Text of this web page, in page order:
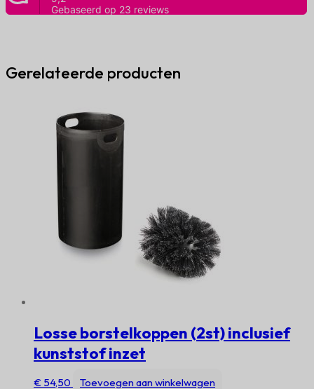
Gerelateerde producten
Losse borstelkoppen (2st) inclusief
kunststof inzet
€ 54,50 Toevoegen aan winkelwagen